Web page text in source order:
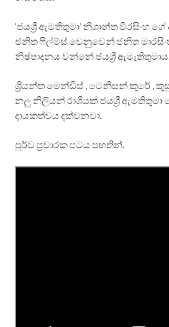
‘ජයශ්‍රී ඇමතිතුමා’ නිශාන්ත වීරසිංහ
ජනිත ෆිල්ම්ස් වෙනුවෙන් ජනිත
නිෂ්පාදනය වන්නේ ජයශ්‍රී
ශ්‍රියන්ත මෙන්ඩිස් , ටෙනිසන් කුරේ ,
නලු නිලියන් රාශියක් ජයශ්‍රී ඇමතිතුමා
දායකත්වය දක්වනවා.
පූර්ව ප්‍රචාරක පටය පහතින්.